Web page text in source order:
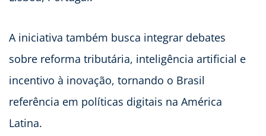
A iniciativa também busca integrar debates
sobre reforma tributária, inteligência artificial e
incentivo à inovação, tornando o Brasil
referência em políticas digitais na América
Latina.